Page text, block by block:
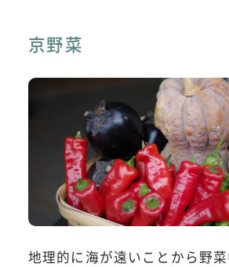
京野菜
地理的に海が遠いことから野